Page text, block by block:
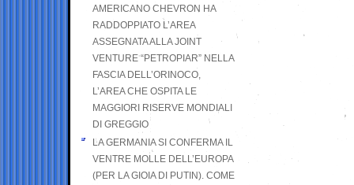
AMERICANO CHEVRON HA
RADDOPPIATO L’AREA
ASSEGNATA ALLA JOINT
VENTURE “PETROPIAR” NELLA
FASCIA DELL’ORINOCO,
L’AREA CHE OSPITA LE
MAGGIORI RISERVE MONDIALI
DI GREGGIO
LA GERMANIA SI CONFERMA IL
VENTRE MOLLE DELL’EUROPA
(PER LA GIOIA DI PUTIN). COME